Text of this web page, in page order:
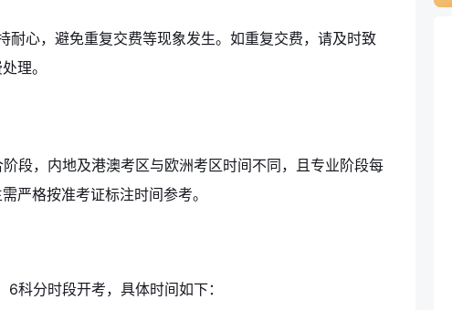
耐心，避免重复交费等现象发生。如重复交费，请及时致
理。
段，内地及港澳考区与欧洲考区时间不同，且专业阶段每
严格按准考证标注时间参考。
分时段开考，具体时间如下：